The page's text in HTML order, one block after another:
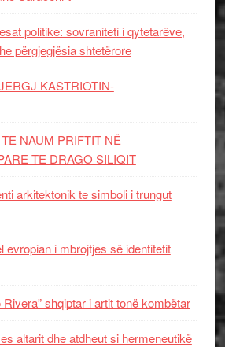
politike: sovraniteti i qytetarëve,
përgjegjësia shtetërore
KASTRIOTIN-
NAUM PRIFTIT NË
TE DRAGO SILIQIT
arkitektonik te simboli i trungut
evropian i mbrojtjes së identitetit
shqiptar i artit tonë kombëtar
altarit dhe atdheut si hermeneutikë